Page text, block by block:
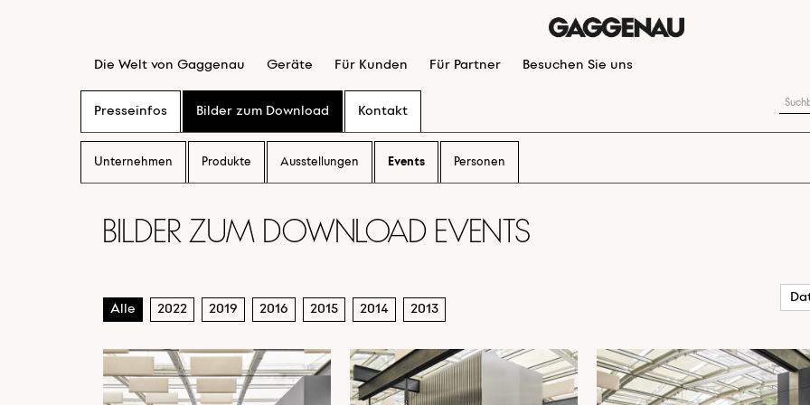
Die Welt von Gaggenau Geräte Für Kunden Für Partner Besuchen Sie uns
Presseinfos Bilder zum Download
Unternehmen Produkte Ausstellungen Events Personen
Kontakt
Bilder zum Download Events
Alle 2022 2019 2016 2015 2014 2013